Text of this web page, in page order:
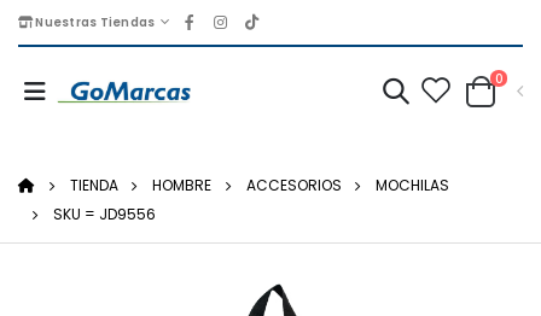
Nuestras Tiendas
0
TIENDA HOMBRE ACCESORIOS
MOCHILAS
SKU = JD9556